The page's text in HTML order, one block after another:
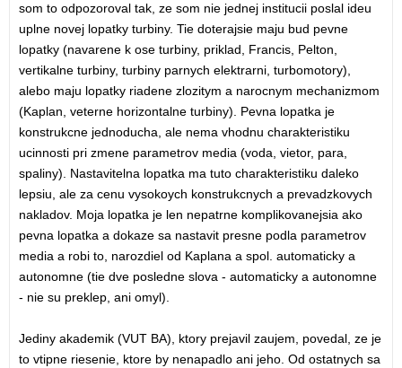
som to odpozoroval tak, ze som nie jednej institucii poslal ideu
uplne novej lopatky turbiny. Tie doterajsie maju bud pevne
lopatky (navarene k ose turbiny, priklad, Francis, Pelton,
vertikalne turbiny, turbiny parnych elektrarni, turbomotory),
alebo maju lopatky riadene zlozitym a narocnym mechanizmom
(Kaplan, veterne horizontalne turbiny). Pevna lopatka je
konstrukcne jednoducha, ale nema vhodnu charakteristiku
ucinnosti pri zmene parametrov media (voda, vietor, para,
spaliny). Nastavitelna lopatka ma tuto charakteristiku daleko
lepsiu, ale za cenu vysokoych konstrukcnych a prevadzkovych
nakladov. Moja lopatka je len nepatrne komplikovanejsia ako
pevna lopatka a dokaze sa nastavit presne podla parametrov
media a robi to, narozdiel od Kaplana a spol. automaticky a
autonomne (tie dve posledne slova - automaticky a autonomne
- nie su preklep, ani omyl).
Jediny akademik (VUT BA), ktory prejavil zaujem, povedal, ze je
to vtipne riesenie, ktore by nenapadlo ani jeho. Od ostatnych sa